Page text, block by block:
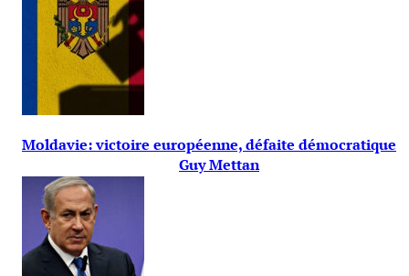
Moldavie: victoire européenne, défaite démocratique
Guy Mettan